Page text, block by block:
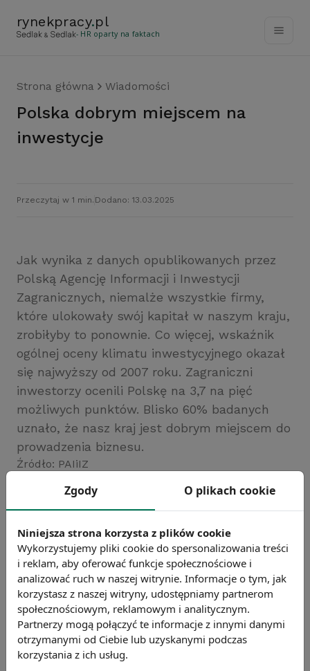
rynekpracy.pl
- HR oparty na faktach
Strona główna Wiadomości
Polska dobrym miejscem na
inwestycje
Przeczytaj w 1 min. Dodano: 13.03.2025
Jak wynika z danych opublikowanych przez
Polską Agencję Informacji i Inwestycji
Zagranicznych, niemalże wszystkie firmy,
które ulokowały swój kapitał w naszym kraju,
zrobiłyby to ponownie. Co więcej, wskaźnik
ogólnej oceny klimatu inwestycyjnego okazał
się najwyższy od 2007 roku. Zagraniczni
inwestorzy ocenili Polskę na 3,7 na pięć
możliwych punktów. Blisko 60% badanych
uznało, że nasz kraj jest dobrym miejscem do
prowadzenia biznesu.
Źródło: PAIiIZ
Chcesz wiedzieć więcej?
Zgody O plikach cookie
Niniejsza strona korzysta z plików cookie
Wykorzystujemy pliki cookie do spersonalizowania treści
i reklam, aby oferować funkcje społecznościowe i
analizować ruch w naszej witrynie. Informacje o tym, jak
korzystasz z naszej witryny, udostępniamy partnerom
społecznościowym, reklamowym i analitycznym.
Partnerzy mogą połączyć te informacje z innymi danymi
otrzymanymi od Ciebie lub uzyskanymi podczas
korzystania z ich usług.